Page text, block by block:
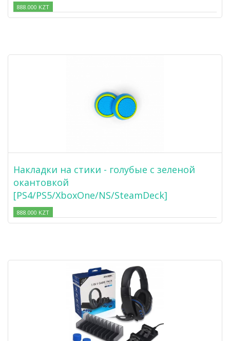
888.000 KZT
Накладки на стики - голубые с зеленой
окантовкой
[PS4/PS5/XboxOne/NS/SteamDeck]
888.000 KZT